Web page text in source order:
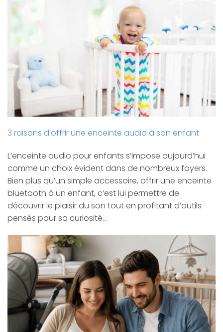
3 raisons d’offrir une enceinte audio à son enfant
L’enceinte audio pour enfants s’impose aujourd’hui
comme un choix évident dans de nombreux foyers.
Bien plus qu’un simple accessoire, offrir une enceinte
bluetooth à un enfant, c’est lui permettre de
découvrir le plaisir du son tout en profitant d’outils
pensés pour sa curiosité…